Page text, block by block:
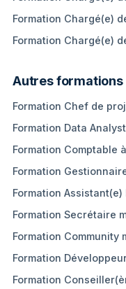
Formation Chargé(e)
Formation Chargé(e)
Autres formations
Formation Chef de
Formation Data
Formation Comptable
Formation
Formation Assistant(e)
Formation Secrétaire
Formation Community
Formation
Formation